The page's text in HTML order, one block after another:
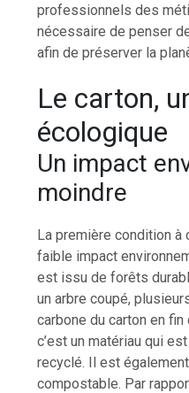
professionnels des
nécessaire de penser
afin de préserver la
Le carton,
écologique
Un impact
moindre
La première condition à
faible impact
est issu de forêts
un arbre coupé,
carbone du carton en
c’est un matériau qui
recyclé. Il est
compostable. Par